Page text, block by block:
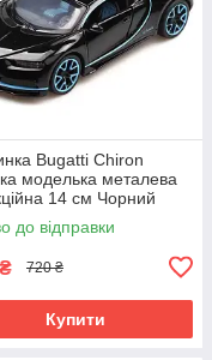
Bugatti Chiron
моделька металева
14 см Чорний
до відправки
₴ 720 ₴
Купити